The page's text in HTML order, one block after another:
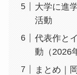
大学に進
活動
代表作と
動（2026
まとめ｜